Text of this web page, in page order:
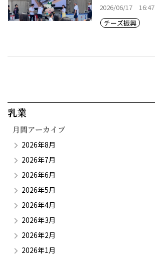
2026/06/17 16:47
チーズ振興
乳業​
月間アーカイブ
2026年8月
2026年7月
2026年6月
2026年5月
2026年4月
2026年3月
2026年2月
2026年1月